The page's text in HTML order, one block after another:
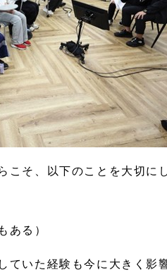
こそ、以下のことを大切に
ある）
ていた経験も今に大きく影